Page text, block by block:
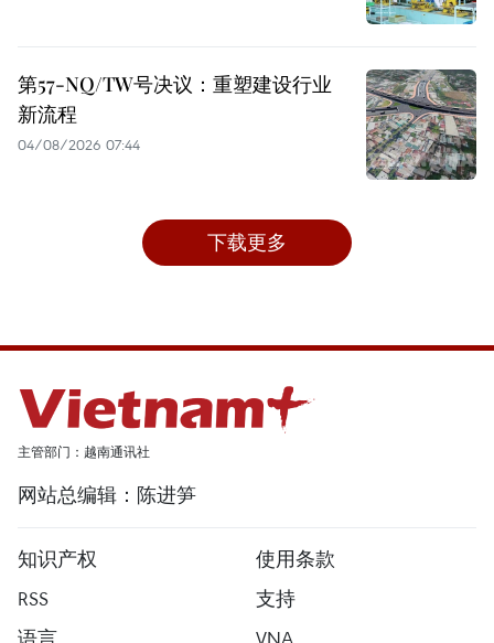
第57-NQ/TW号决议：重塑建设行业
新流程
04/08/2026 07:44
下载更多
主管部门：越南通讯社
网站总编辑：陈进笋
知识产权
使用条款
RSS
支持
语言
VNA